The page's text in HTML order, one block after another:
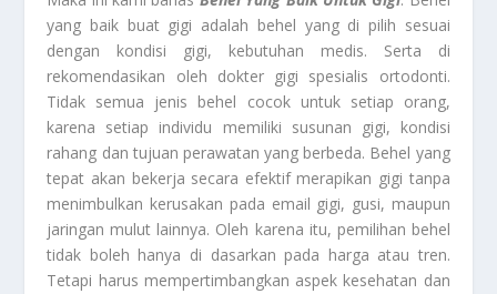
yang baik buat gigi adalah behel yang di pilih sesuai
dengan kondisi gigi, kebutuhan medis. Serta di
rekomendasikan oleh dokter gigi spesialis ortodonti.
Tidak semua jenis behel cocok untuk setiap orang,
karena setiap individu memiliki susunan gigi, kondisi
rahang dan tujuan perawatan yang berbeda. Behel yang
tepat akan bekerja secara efektif merapikan gigi tanpa
menimbulkan kerusakan pada email gigi, gusi, maupun
jaringan mulut lainnya. Oleh karena itu, pemilihan behel
tidak boleh hanya di dasarkan pada harga atau tren.
Tetapi harus mempertimbangkan aspek kesehatan dan